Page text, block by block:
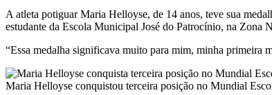
A atleta potiguar Maria Helloyse, de 14 anos, teve sua
estudante da Escola Municipal José do Patrocínio, na Zona
“Essa medalha significava muito para mim, minha primeira
Maria Helloyse conquistou terceira posição no Mundial